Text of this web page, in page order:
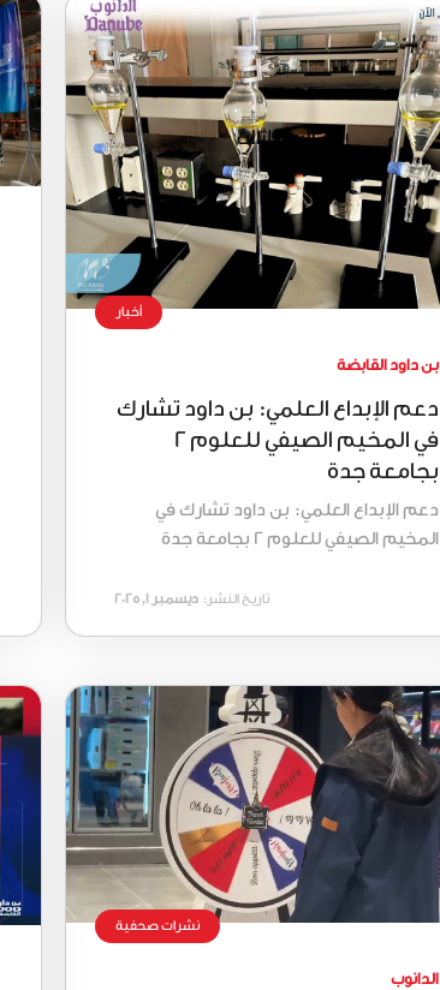
أخبار
بن داود القابضة
دعم الإبداع العلمي: بن داود تشارك
في المخيم الصيفي للعلوم 2
بجامعة جدة
دعم الإبداع العلمي: بن داود تشارك في
المخيم الصيفي للعلوم 2 بجامعة جدة
تاريخ النشر: ديسمبر 1, 2025
نشرات صحفية
الدانوب